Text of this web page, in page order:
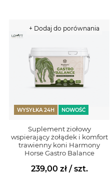
WYSYŁKA 24H NOWOŚĆ
Suplement ziołowy
wspierający żołądek i komfort
trawienny koni Harmony
Horse Gastro Balance
239,00 zł/ szt.
+ Dodaj do porównania